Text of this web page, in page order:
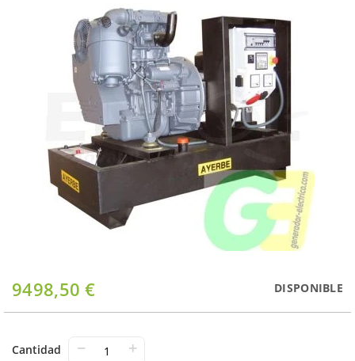
9498,50 € DISPONIBLE
Cantidad − +
Saltar
al
comienzo
la